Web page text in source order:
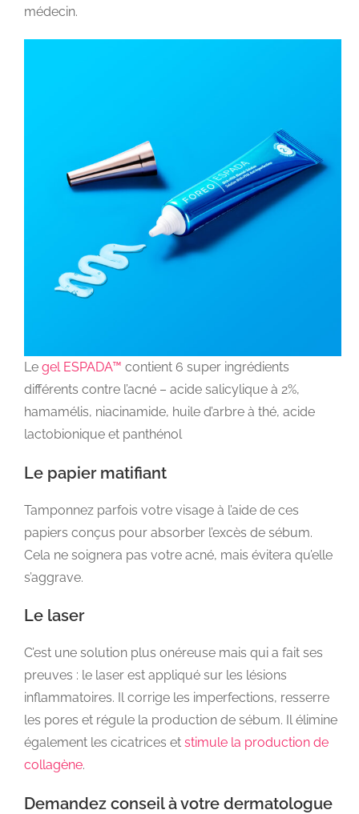
médecin.
Le gel ESPADA™ contient 6 super ingrédients
différents contre l’acné – acide salicylique à 2%,
hamamélis, niacinamide, huile d’arbre à thé, acide
lactobionique et panthénol
Le papier matifiant
Tamponnez parfois votre visage à l’aide de ces
papiers conçus pour absorber l’excès de sébum.
Cela ne soignera pas votre acné, mais évitera qu’elle
s’aggrave.
Le laser
C’est une solution plus onéreuse mais qui a fait ses
preuves : le laser est appliqué sur les lésions
inflammatoires. Il corrige les imperfections, resserre
les pores et régule la production de sébum. Il élimine
également les cicatrices et stimule la production de
collagène.
Demandez conseil à votre dermatologue